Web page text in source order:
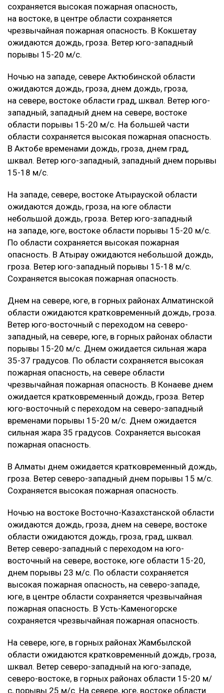
сохраняется высокая пожарная опасность,
на востоке, в центре области сохраняется
чрезвычайная пожарная опасность. В Кокшетау
ожидаются дождь, гроза. Ветер юго-западный
порывы 15-20 м/с.
‎Ночью на западе, севере Актюбинской области
ожидаются дождь, гроза, днем дождь, гроза,
на севере, востоке области град, шквал. Ветер юго-
западный, западный днем на севере, востоке
области порывы 15-20 м/с. На большей части
области сохраняется высокая пожарная опасность.
В Актобе временами дождь, гроза, днем град,
шквал. Ветер юго-западный, западный днем порывы
15-18 м/с.
‎На западе, севере, востоке Атырауской области
ожидаются дождь, гроза, на юге области
небольшой дождь, гроза. Ветер юго-западный
на западе, юге, востоке области порывы 15-20 м/с.
По области сохраняется высокая пожарная
опасность. В Атырау ожидаются небольшой дождь,
гроза. Ветер юго-западный порывы 15-18 м/с.
Сохраняется высокая пожарная опасность.
‎Днем на севере, юге, в горных районах Алматинской
области ожидаются кратковременный дождь, гроза.
Ветер юго-восточный с переходом на северо-
западный, на севере, юге, в горных районах области
порывы 15-20 м/с. Днем ожидается сильная жара
35-37 градусов. По области сохраняется высокая
пожарная опасность, на севере области
чрезвычайная пожарная опасность. В Конаеве днем
ожидается кратковременный дождь, гроза. Ветер
юго-восточный с переходом на северо-западный
временами порывы 15-20 м/с. Днем ожидается
сильная жара 35 градусов. Сохраняется высокая
пожарная опасность.
‎В Алматы днем ожидается кратковременный дождь,
гроза. Ветер северо-западный днем порывы 15 м/с.
Сохраняется высокая пожарная опасность.
‎Ночью на востоке Восточно-Казахстанской области
ожидаются дождь, гроза, днем на севере, востоке
области ожидаются дождь, гроза, град, шквал.
Ветер северо-западный с переходом на юго-
восточный на севере, востоке, юге области 15-20,
днем порывы 23 м/с. По области сохраняется
высокая пожарная опасность, на северо-западе,
юге, в центре области сохраняется чрезвычайная
пожарная опасность. В Усть-Каменогорске
сохраняется чрезвычайная пожарная опасность.
‎На севере, юге, в горных районах Жамбылской
области ожидаются кратковременный дождь, гроза,
шквал. Ветер северо-западный на юго-западе,
северо-востоке, в горных районах области 15-20 м/
с, порывы 25 м/с. На севере, юге, востоке области